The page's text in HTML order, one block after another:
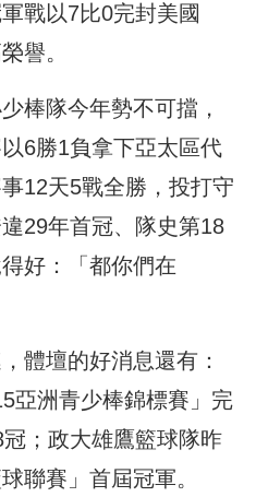
戰以7比0完封美國
譽。
棒隊今年勢不可擋，
6勝1負拿下亞太區代
12天5戰全勝，投打守
29年首冠、隊史第18
好：「都你們在
體壇的好消息還有：
亞洲青少棒錦標賽」完
；政大雄鷹籃球隊昨
聯賽」首屆冠軍。